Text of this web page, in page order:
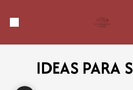
IDEAS PARA